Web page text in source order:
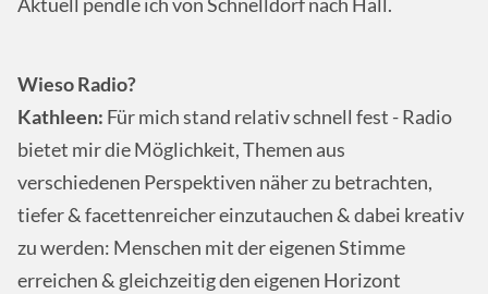
Aktuell pendle ich von Schnelldorf nach Hall.
Wieso Radio?
Kathleen: Für mich stand relativ schnell fest - Radio
bietet mir die Möglichkeit, Themen aus
verschiedenen Perspektiven näher zu betrachten,
tiefer & facettenreicher einzutauchen & dabei kreativ
zu werden: Menschen mit der eigenen Stimme
erreichen & gleichzeitig den eigenen Horizont